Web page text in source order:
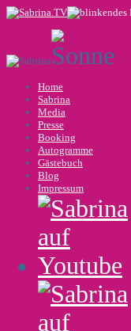
Home
Sabrina
Media
Presse
Booking
Autogramme
Gästebuch
Blog
Impressum